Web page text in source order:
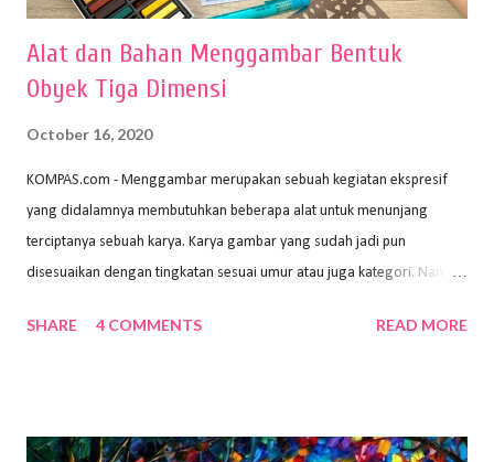
Alat dan Bahan Menggambar Bentuk
Obyek Tiga Dimensi
October 16, 2020
KOMPAS.com - Menggambar merupakan sebuah kegiatan ekspresif
yang didalamnya membutuhkan beberapa alat untuk menunjang
terciptanya sebuah karya. Karya gambar yang sudah jadi pun
disesuaikan dengan tingkatan sesuai umur atau juga kategori. Namun,
sehingga hasilnya bisa dilihat. Peran alat dan bahan sangat
memiliki spesifikasi berbeda sesuai jenisnya. Berikut peralatan
SHARE 4 COMMENTS READ MORE